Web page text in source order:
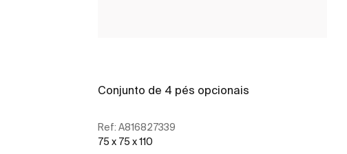
Conjunto de 4 pés opcionais
Ref: A816827339
75 x 75 x 110